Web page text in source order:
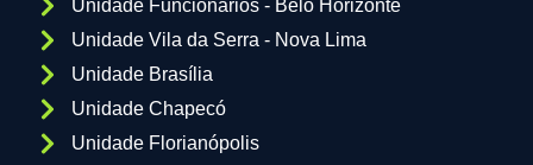
Unidade Funcionários - Belo Horizonte
Unidade Vila da Serra - Nova Lima
Unidade Brasília
Unidade Chapecó
Unidade Florianópolis